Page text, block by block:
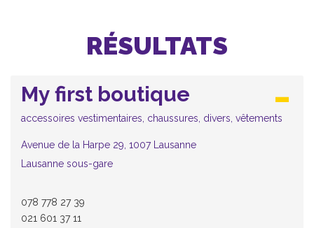
RÉSULTATS
My first boutique
accessoires vestimentaires, chaussures, divers, vêtements
Avenue de la Harpe 29, 1007 Lausanne
Lausanne sous-gare
078 778 27 39
021 601 37 11